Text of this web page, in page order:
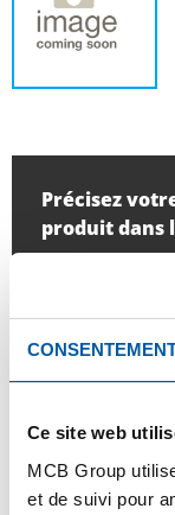
Ce site web
MCB Group
et de suivi pour
Précisez
produit dans
Quantité: